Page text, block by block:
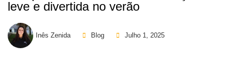
leve e divertida no verão
Inês Zenida Blog Julho 1, 2025